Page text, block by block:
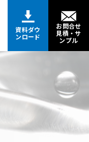
資料ダウ
ンロード
お問合せ
見積・サ
ンプル